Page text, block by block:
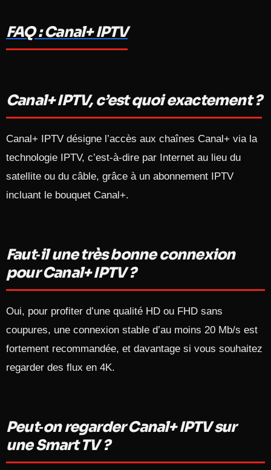
FAQ : Canal+ IPTV
Canal+ IPTV, c’est quoi exactement ?
Canal+ IPTV désigne l’accès aux chaînes Canal+ via la
technologie IPTV, c’est‑à‑dire par Internet au lieu du
satellite ou du câble, grâce à un abonnement IPTV
incluant le bouquet Canal+.​
Faut‑il une très bonne connexion
pour Canal+ IPTV ?
Oui, pour profiter d’une qualité HD ou FHD sans
coupures, une connexion stable d’au moins 20 Mb/s est
fortement recommandée, et davantage si vous souhaitez
regarder des flux en 4K.​
Peut‑on regarder Canal+ IPTV sur
une Smart TV ?